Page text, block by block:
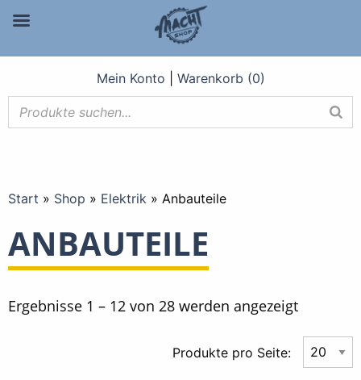
Mein Konto Warenkorb (0)
Start » Shop » Elektrik » Anbauteile
ANBAUTEILE
Ergebnisse 1 – 12 von 28 werden angezeigtNach
Aktualität
sortiert
Produkte pro Seite: